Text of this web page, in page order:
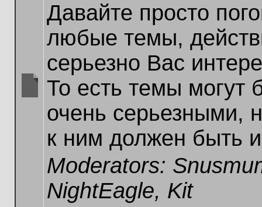
unread
Давайте просто
любые темы,
серьезно Вас
То есть темы могут
очень серьезными,
к ним должен быть
Moderators:
NightEagle, Kit